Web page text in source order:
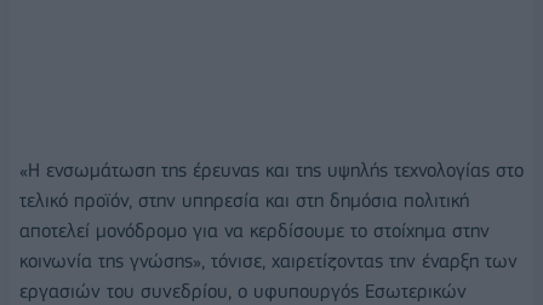
«Η ενσωμάτωση της έρευνας και της υψηλής τεχνολογίας στο
τελικό προϊόν, στην υπηρεσία και στη δημόσια πολιτική
αποτελεί μονόδρομο για να κερδίσουμε το στοίχημα στην
κοινωνία της γνώσης», τόνισε, χαιρετίζοντας την έναρξη των
εργασιών του συνεδρίου, ο υφυπουργός Εσωτερικών